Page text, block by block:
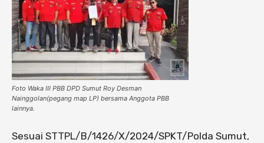
Foto Waka III PBB DPD Sumut Roy Desman
Nainggolan(pegang map LP) bersama Anggota PBB
lainnya.
Sesuai STTPL/B/1426/X/2024/SPKT/Polda Sumut,